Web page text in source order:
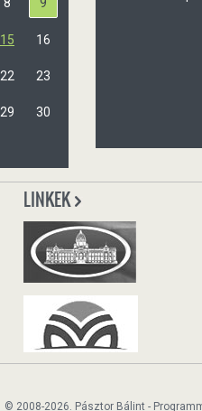
15 16
22 23
29 30
LINKEK
© 2008-2026. Pásztor Bálint -